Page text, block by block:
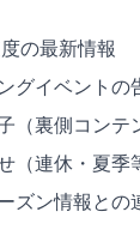
の最新情報
グイベントの
（裏側コンテ
（連休・夏季
ズン情報との